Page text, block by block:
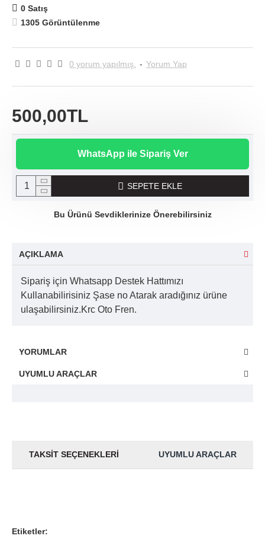
0 Satış
1305 Görüntülenme
0 yorum yapılmış. - Yorum Yap
500,00TL
WhatsApp ile Sipariş Ver
SEPETE EKLE
Bu Ürünü Sevdiklerinize Önerebilirsiniz
AÇIKLAMA
Sipariş için Whatsapp Destek Hattımızı
Kullanabilirisiniz Şase no Atarak aradığınız ürüne
ulaşabilirsiniz.Krc Oto Fren.
YORUMLAR
UYUMLU ARAÇLAR
TAKSIT SEÇENEKLERI UYUMLU ARAÇLAR
Etiketler: